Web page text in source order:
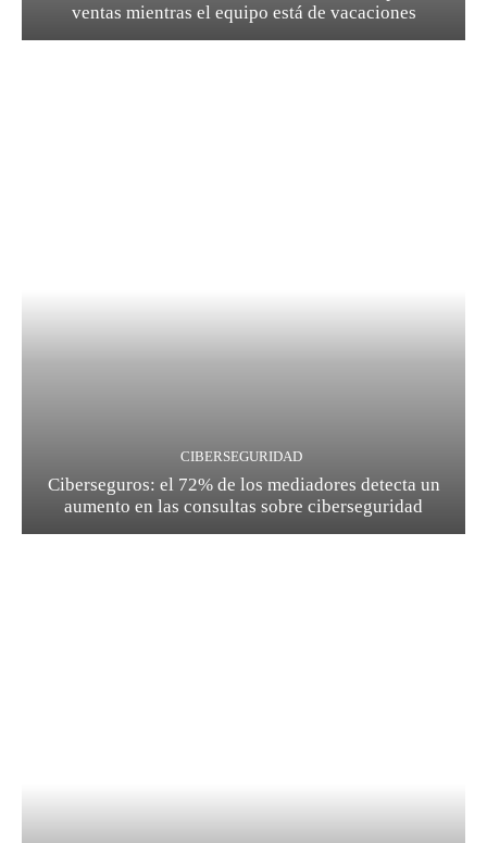
ventas mientras el equipo está de vacaciones
CIBERSEGURIDAD
Ciberseguros: el 72% de los mediadores detecta un
aumento en las consultas sobre ciberseguridad